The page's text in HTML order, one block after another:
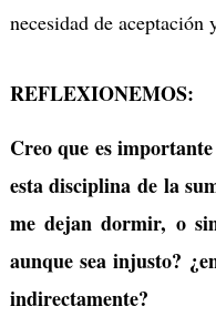
necesidad de
REFLEXIONEMOS:
Creo que es
esta disciplina de la
me dejan dormir, o
aunque sea injusto?
indirectamente?